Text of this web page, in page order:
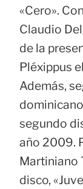
«Cero».
Claudio
de la
Pléxippus
Además,
segundo
año 2009.
Martiniano
disco,